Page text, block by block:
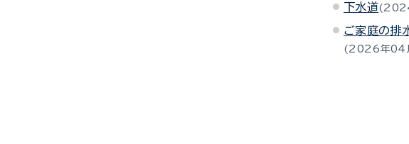
下水道
ご家庭の排
2026年04